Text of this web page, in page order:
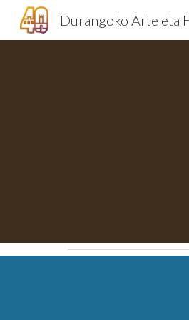
Durangoko Arte eta